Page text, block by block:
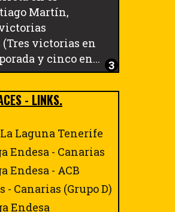
Martín,
victorias en
y cinco en...
- LINKS.
Laguna Tenerife
Endesa - Canarias
Endesa - ACB
- Canarias (Grupo D)
Endesa